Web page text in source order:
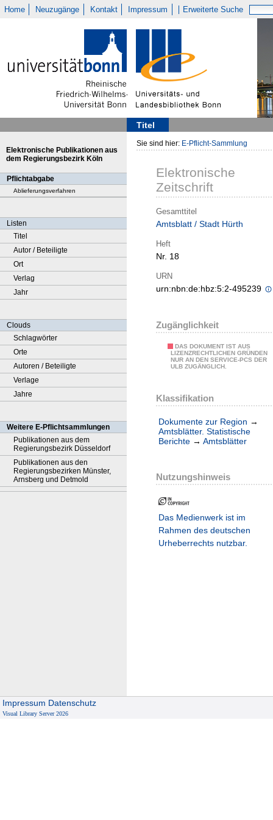
Home Neuzugänge Kontakt Impressum Erweiterte Suche
Titel
Elektronische Publikationen aus
dem Regierungsbezirk Köln
Pflichtabgabe
Ablieferungsverfahren
Listen
Titel
Autor / Beteiligte
Ort
Verlag
Jahr
Clouds
Schlagwörter
Orte
Autoren / Beteiligte
Verlage
Jahre
Weitere E-Pflichtsammlungen
Publikationen aus dem
Regierungsbezirk Düsseldorf
Publikationen aus den
Regierungsbezirken Münster,
Arnsberg und Detmold
Sie sind hier: E-Pflicht-Sammlung
Elektronische
Zeitschrift
Gesamttitel
Amtsblatt / Stadt Hürth
Heft
Nr. 18
URN
urn:nbn:de:hbz:5:2-495239
Zugänglichkeit
DAS DOKUMENT IST AUS
LIZENZRECHTLICHEN GRÜNDEN
NUR AN DEN SERVICE-PCS DER
ULB ZUGÄNGLICH.
Klassifikation
Dokumente zur Region →
Amtsblätter. Statistische
Berichte → Amtsblätter
Nutzungshinweis
Das Medienwerk ist im
Rahmen des deutschen
Urheberrechts nutzbar.
Impressum Datenschutz
Visual Library Server 2026